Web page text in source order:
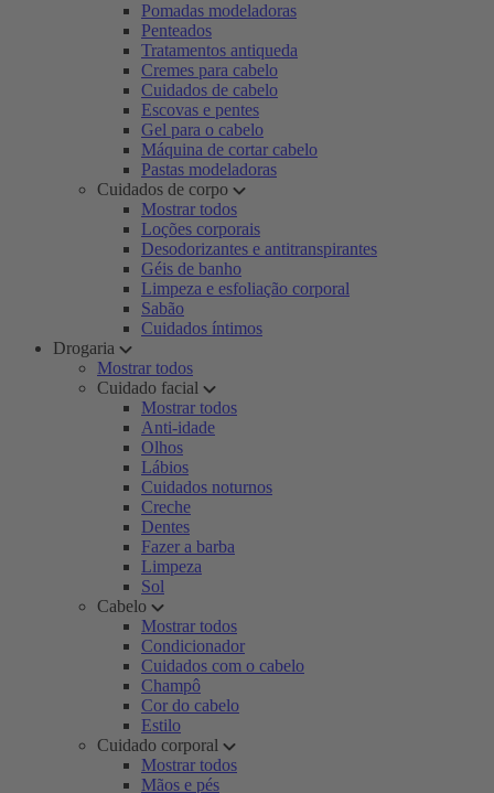
Pomadas modeladoras
Penteados
Tratamentos antiqueda
Cremes para cabelo
Cuidados de cabelo
Escovas e pentes
Gel para o cabelo
Máquina de cortar cabelo
Pastas modeladoras
Cuidados de corpo
Mostrar todos
Loções corporais
Desodorizantes e antitranspirantes
Géis de banho
Limpeza e esfoliação corporal
Sabão
Cuidados íntimos
Drogaria
Mostrar todos
Cuidado facial
Mostrar todos
Anti-idade
Olhos
Lábios
Cuidados noturnos
Creche
Dentes
Fazer a barba
Limpeza
Sol
Cabelo
Mostrar todos
Condicionador
Cuidados com o cabelo
Champô
Cor do cabelo
Estilo
Cuidado corporal
Mostrar todos
Mãos e pés